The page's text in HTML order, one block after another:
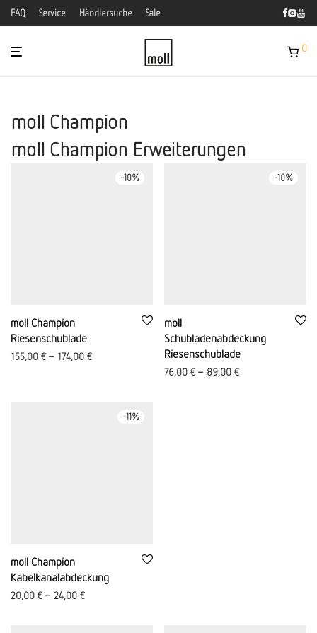
FAQ Service Händlersuche Sale
0
moll Champion
moll Champion Erweiterungen
-10%
moll Champion
Riesenschublade
155,00 € – 174,00 €
-10%
moll
Schubladenabdeckung
Riesenschublade
76,00 € – 89,00 €
-11%
moll Champion
Kabelkanalabdeckung
20,00 € – 24,00 €